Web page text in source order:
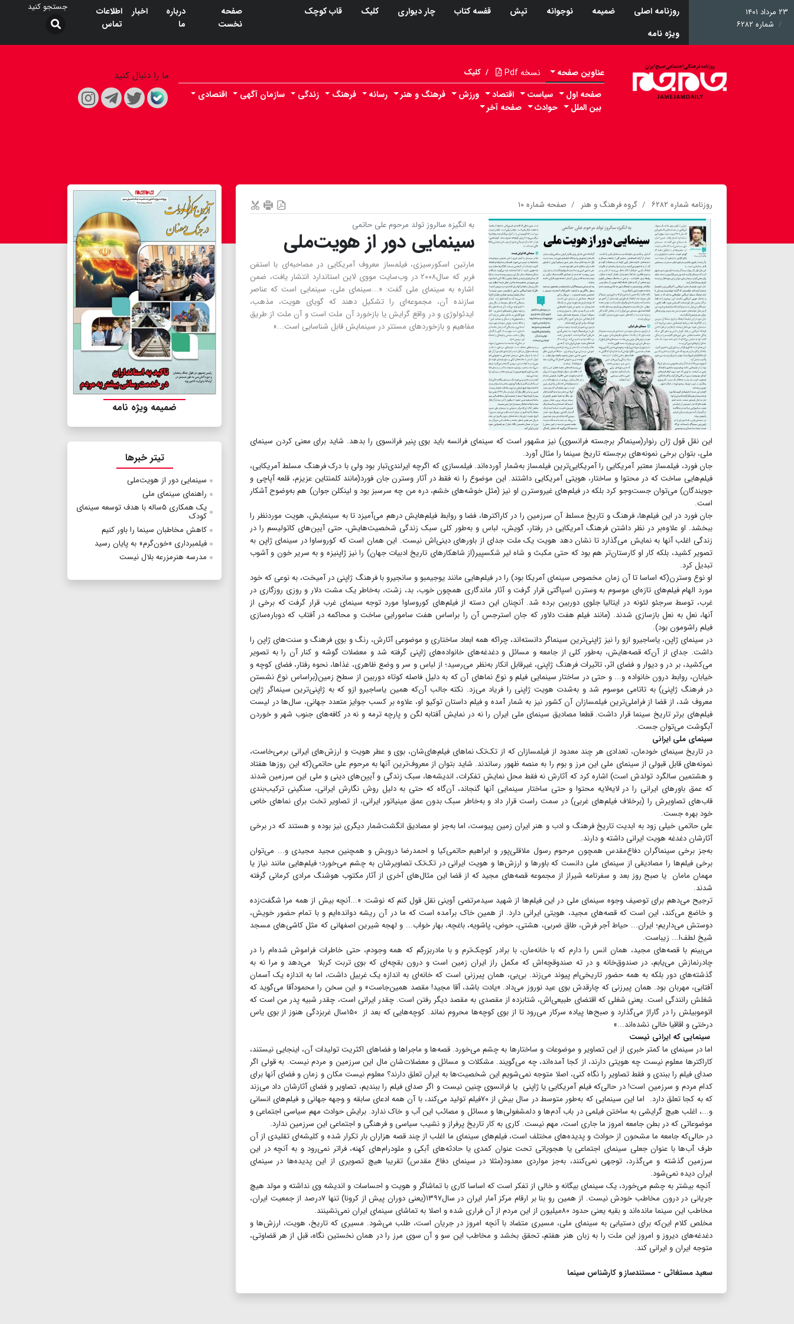
۲۳ مرداد ۱۴۰۱
شماره ۶۲۸۲
روزنامه اصلی ضمیمه نوجوانه تپش قفسه کتاب چار دیواری کلیک
قاب کوچک
ویژه نامه
صفحه
نخست
درباره
ما
اخبار
اطلاعات
تماس
عناوین صفحه نسخه Pdf / کلیک
صفحه اول سیاست اقتصاد ورزش فرهنگ و هنر رسانه فرهنگ زندگی سازمان آگهی
اقتصادی
بین الملل
حوادث صفحه آخر
ما را دنبال کنید
روزنامه شماره ۶۲۸۲ گروه فرهنگ و هنر
صفحه شماره ۱۰
به انگیزه سالروز تولد مرحوم علی حاتمی
سینمایی دور از هویت‌ملی
مارتین اسکورسیزی، فیلمساز معروف آمریکایی در مصاحبه‌ای با استفن
فربر که سال۲۰۰۸ در وب‌سایت مووی لاین استاندارد انتشار یافت، ضمن
اشاره به سینمای ملی گفت: «...سینمای ملی، سینمایی است که عناصر
سازنده آن، مجموعه‌ای را تشکیل دهند که گویای هویت، مذهب،
ایدئولوژی و در واقع گرایش یا بازخورد آن ملت است و آن ملت از طریق
مفاهیم و بازخوردهای مستتر در سینمایش قابل شناسایی است...»
این نقل قول ژان رنوار(سینماگر برجسته فرانسوی) نیز مشهور است که سینمای فرانسه باید بوی پنیر فرانسوی را بدهد. شاید برای معنی کردن سینمای
ملی، بتوان برخی نمونه‌های برجسته تاریخ سینما را مثال آورد.
جان فورد، فیلمساز معتبر آمریکایی را آمریکایی‌ترین فیلمساز به‌شمار آورده‌اند. فیلمسازی که اگرچه ایرلندی‌تبار بود ولی با درک فرهنگ مسلط آمریکایی،
فیلم‌هایی ساخت که در محتوا و ساختار، هویتی آمریکایی داشتند. این موضوع را نه فقط در آثار وسترن جان فورد(مانند کلمنتاین عزیزم، قلعه آپاچی و
جویندگان) می‌توان جست‌وجو کرد بلکه در فیلم‌های غیروسترن او نیز (مثل خوشه‌های خشم، دره من چه سرسبز بود و لینکلن جوان) هم به‌وضوح آشکار
است.
جان فورد در این فیلم‌ها، فرهنگ و تاریخ مسلط آن سرزمین را در کاراکترها، فضا و روابط فیلم‌هایش درهم می‌آمیزد تا به سینمایش، هویت موردنظر را
ببخشد. او علاوه‌بر در نظر داشتن فرهنگ آمریکایی در رفتار، گویش، لباس و به‌طور کلی سبک زندگی شخصیت‌هایش، حتی آیین‌های کاتولیسم را در
زندگی اغلب آنها به نمایش می‌گذارد تا نشان دهد هویت یک ملت جدای از باورهای دینی‌اش نیست. این همان است که کوروساوا در سینمای ژاپن به
تصویر کشید، بلکه کار او کارستان‌تر هم بود که حتی مکبث و شاه لیر شکسپیر(از شاهکارهای تاریخ ادبیات جهان) را نیز ژاپنیزه و به سریر خون و آشوب
تبدیل کرد.
او نوع وسترن(که اساسا تا آن زمان مخصوص سینمای آمریکا بود) را در فیلم‌هایی مانند یوجیمبو و سانجیرو با فرهنگ ژاپنی در آمیخت، به نوعی که خود
مورد الهام فیلم‌های تازه‌ای موسوم به وسترن اسپاگتی قرار گرفت و آثار ماندگاری همچون خوب، بد، زشت، به‌خاطر یک مشت دلار و روزی روزگاری در
غرب، توسط سرجئو لئونه در ایتالیا جلوی دوربین برده شد. آنچنان این دسته از فیلم‌های کوروساوا مورد توجه سینمای غرب قرار گرفت که برخی از
آنها، نعل به نعل بازسازی شدند. (مانند فیلم هفت دلاور که جان استرجس آن را براساس هفت سامورایی ساخت و محاکمه در آفتاب که دوباره‌سازی
فیلم راشومون بود).
در سینمای ژاپن، یاساجیرو ازو را نیز ژاپنی‌ترین سینماگر دانسته‌اند، چراکه همه ابعاد ساختاری و موضوعی آثارش، رنگ و بوی فرهنگ و سنت‌های ژاپن را
داشت. جدای از آن‌که قصه‌هایش، به‌طور کلی از جامعه و مسائل و دغدغه‌های خانواده‌های ژاپنی گرفته شد و معضلات گوشه و کنار آن را به تصویر
می‌کشید، بر در و دیوار و فضای اثر، تاثیرات فرهنگ ژاپنی، غیرقابل انکار به‌نظر می‌رسید؛ از لباس و سر و وضع ظاهری، غذاها، نحوه رفتار، فضای کوچه و
خیابان، روابط درون خانواده و... و حتی در ساختار سینمایی فیلم و نوع نماهای آن که به دلیل فاصله کوتاه دوربین از سطح زمین(براساس نوع نشستن
در فرهنگ ژاپنی) به تاتامی موسوم شد و به‌شدت هویت ژاپنی را فریاد می‌زد. نکته جالب آن‌که همین یاساجیرو ازو که به ژاپنی‌ترین سینماگر ژاپن
معروف شد، از قضا از فراملی‌ترین فیلمسازان آن کشور نیز به شمار آمده و فیلم داستان توکیو او، علاوه بر کسب جوایز متعدد جهانی، سال‌ها در لیست
فیلم‌های برتر تاریخ سینما قرار داشت. قطعا مصادیق سینمای ملی ایران را نه در نمایش آفتابه لگن و پارچه ترمه و نه در کافه‌های جنوب شهر و خوردن
آبگوشت می‌توان جست.
سینمای ملی ایرانی
در تاریخ سینمای خودمان، تعدادی هر چند معدود از فیلمسازان که از تک‌تک نماهای فیلم‌های‌شان، بوی و عطر هویت و ارزش‌های ایرانی برمی‌خاست،
نمونه‌های قابل قبولی از سینمای ملی این مرز و بوم را به منصه ظهور رساندند. شاید بتوان از معروف‌ترین آنها به مرحوم علی حاتمی(که این روزها هفتاد
و هشتمین سالگرد تولدش است) اشاره کرد که آثارش نه فقط محل نمایش تفکرات، اندیشه‌ها، سبک زندگی و آیین‌های دینی و ملی این سرزمین شدند
که عمق باورهای ایرانی را در لایه‌لایه محتوا و حتی ساختار سینمایی آنها گنجاند، آن‌گاه که حتی به دلیل روش نگارش ایرانی، سنگینی ترکیب‌بندی
قاب‌های تصاویرش را (برخلاف فیلم‌های غربی) در سمت راست قرار داد و به‌خاطر سبک بدون عمق مینیاتور ایرانی، از تصاویر تخت برای نماهای خاص
خود بهره جست.
علی حاتمی خیلی زود به ابدیت تاریخ فرهنگ و ادب و هنر ایران زمین پیوست، اما به‌جز او مصادیق انگشت‌شمار دیگری نیز بوده و هستند که در برخی
آثارشان دغدغه هویت ایرانی داشته و دارند.
به‌جز برخی سینماگران دفاع‌مقدس همچون مرحوم رسول ملاقلی‌پور و ابراهیم حاتمی‌کیا و احمدرضا درویش و همچنین مجید مجیدی و... می‌توان
برخی فیلم‌ها را مصادیقی از سینمای ملی دانست که باورها و ارزش‌ها و هویت ایرانی در تک‌تک تصاویرشان به چشم می‌خورد؛ فیلم‌هایی مانند نیاز یا
مهمان مامان یا صبح روز بعد و سفرنامه شیراز از مجموعه قصه‌های مجید که از قضا این مثال‌های آخری از آثار مکتوب هوشنگ مرادی کرمانی گرفته
شدند.
ترجیح می‌دهم برای توصیف وجوه سینمای ملی در این فیلم‌ها از شهید سیدمرتضی آوینی نقل قول کنم که نوشت: «...آنچه بیش از همه مرا شگفت‌زده
و خاضع می‌کند، این است که قصه‌های مجید، هویتی ایرانی دارد. از همین خاک برآمده است که ما در آن ریشه دوانده‌ایم و با تمام حضور خویش،
دوستش می‌داریم؛ ایران... حیاط آجر فرش، طاق ضربی، هشتی، حوض، پاشویه، باغچه، بهار خواب... و لهجه شیرین اصفهانی که مثل کاشی‌های مسجد
شیخ لطف‌ا... زیباست.
می‌بینم با قصه‌های مجید، همان انس را دارم که با خانه‌مان، با برادر کوچک‌ترم و با مادربزرگم که همه وجودم، حتی خاطرات فراموش شده‌ام را در
چادر‌نمازش می‌یابم، در صندوق‌خانه و در ته صندوقچه‌اش که مکمل راز ایران زمین است و درون بقچه‌ای که بوی تربت کربلا می‌دهد و مرا نه به
گذشته‌های دور بلکه به همه حضور تاریخی‌ام پیوند می‌زند. بی‌بی، همان پیرزنی است که خانه‌ای به اندازه یک غربیل داشت، اما به اندازه یک آسمان
آفتابی، مهربان بود. همان پیرزنی که چارقدش بوی عید نوروز می‌داد. «یادت باشد، آقا مجید! مقصد همین‌جاست» و این سخن را محمودآقا می‌گوید که
شغلش رانندگی است. یعنی شغلی که اقتضای طبیعی‌اش، شتابزده از مقصدی به مقصد دیگر رفتن است. چقدر ایرانی است، چقدر شبیه پدر من است که
اتوموبیلش را در گاراژ می‌گذارد و صبح‌ها پیاده سرکار می‌رود تا از بوی کوچه‌ها محروم نماند. کوچه‌هایی که بعد از ۱۵۰سال غربزدگی هنوز از بوی یاس
درختی و اقاقیا خالی نشده‌اند...»
سینمایی که ایرانی نیست
اما در سینمای ما کمتر خبری از این تصاویر و موضوعات و ساختارها به چشم می‌خورد. قصه‌ها و ماجراها و فضاهای اکثریت تولیدات آن، اینجایی نیستند،
کاراکترها معلوم نیست چه هویتی دارند، از کجا آمده‌اند، چه می‌گویند. مشکلات و مسائل و معضلات‌شان مال این سرزمین و مردم نیست. به‌ قولی اگر
صدای فیلم را ببندی و فقط تصاویر را نگاه کنی، اصلا متوجه نمی‌شویم این شخصیت‌ها به ایران تعلق دارند؟ معلوم نیست مکان و زمان و فضای آنها برای
کدام مردم و سرزمین است! در حالی‌که فیلم آمریکایی یا ژاپنی یا فرانسوی چنین نیست و اگر صدای فیلم را ببندیم، تصاویر و فضای آثارشان داد می‌زند
که به کجا تعلق دارد. اما این سینمایی که به‌طور متوسط در سال بیش از ۷۰فیلم تولید می‌کند، با آن همه ادعای سابقه و وجهه جهانی و فیلم‌های انسانی
و...، اغلب هیچ گرایشی به ساختن فیلمی در باب آدم‌ها و دلمشغولی‌ها و مسائل و مصائب این آب و خاک ندارد. برایش حوادث مهم سیاسی اجتماعی و
موضوعاتی که در بطن جامعه امروز ما جاری است، مهم نیست. کاری به کار تاریخ پرفراز و نشیب سیاسی و فرهنگی و اجتماعی این سرزمین ندارد.
در حالی‌که جامعه ما مشحون از حوادث و پدیده‌های مختلف است، فیلم‌های سینمای ما اغلب از چند قصه هزاران بار تکرار شده و کلیشه‌ای تقلیدی از آن
طرف آب‌ها با عنوان جعلی سینمای اجتماعی یا هجویاتی تحت عنوان کمدی یا حادثه‌های آبکی و ملودرام‌های کهنه، فراتر نمی‌رود و به آنچه در این
سرزمین گذشته و می‌گذرد، توجهی نمی‌کنند، به‌جز مواردی معدود(مثلا در سینمای دفاع مقدس) تقریبا هیچ تصویری از این پدیده‌ها در سینمای
ایران دیده نمی‌شود.
آنچه بیشتر به چشم می‌خورد، یک سینمای بیگانه و خالی از تفکر است که اساسا کاری با تماشاگر و هویت و احساسات و اندیشه وی نداشته و مولد هیچ
جریانی در درون مخاطب خودش نیست. از همین رو بنا بر ارقام مرکز آمار ایران در سال۱۳۹۷(یعنی دوران پیش از کرونا) تنها ۷درصد از جمعیت ایران،
مخاطب این سینما مانده‌اند و بقیه یعنی حدود ۸۰میلیون از این مردم از آن فراری شده و اصلا به تماشای سینمای ایران نمی‌نشینند.
مخلص کلام این‌که برای دستیابی به سینمای ملی، مسیری متضاد با آنچه امروز در جریان است، طلب می‌شود. مسیری که تاریخ، هویت، ارزش‌ها و
دغدغه‌های دیروز و امروز این ملت را به زبان هنر هفتم، تحقق بخشد و مخاطب این سو و آن سوی مرز را در همان نخستین نگاه، قبل از هر قضاوتی،
متوجه ایران و ایرانی کند.
سعید مستغاثی - مستندساز و کارشناس سینما
ضمیمه ویژه نامه
تیتر خبرها
سینمایی دور از هویت‌ملی
راهنمای سینمای ملی
یک همکاری ۵ساله با هدف توسعه سینمای
کودک
کاهش مخاطبان سینما را باور کنیم
فیلمبرداری «خون‌گرم» به پایان رسید
مدرسه هنرمزرعه بلال نیست